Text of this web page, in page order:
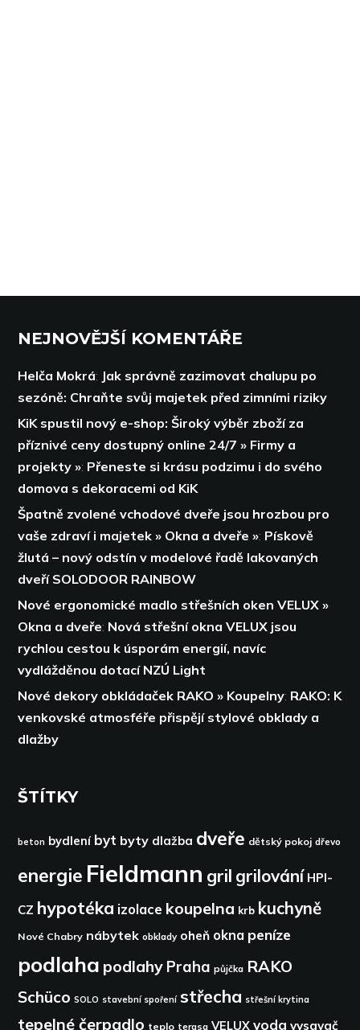
NEJNOVĚJŠÍ KOMENTÁŘE
Helča Mokrá: Jak správně zazimovat chalupu po
sezóně: Chraňte svůj majetek před zimními riziky
KiK spustil nový e-shop: Široký výběr zboží za
příznivé ceny dostupný online 24/7 » Firmy a
projekty »: Přeneste si krásu podzimu i do svého
domova s dekoracemi od KiK
Špatně zvolené vchodové dveře jsou hrozbou pro
vaše zdraví i majetek » Okna a dveře »: Pískově
žlutá – nový odstín v modelové řadě lakovaných
dveří SOLODOOR RAINBOW
Nové ergonomické madlo střešních oken VELUX »
Okna a dveře: Nová střešní okna VELUX jsou
rychlou cestou k úsporám energií, navíc
vydlážděnou dotací NZÚ Light
Nové dekory obkládaček RAKO » Koupelny: RAKO: K
venkovské atmosféře přispějí stylové obklady a
dlažby
ŠTÍTKY
beton bydlení byt byty dlažba dveře dětský pokoj dřevo
energie Fieldmann gril grilování HPI-
CZ hypotéka izolace koupelna krb kuchyně
Nové Chabry nábytek obklady oheň okna peníze
podlaha podlahy Praha půjčka RAKO
Schüco SOLO stavební spoření střecha střešní krytina
tepelné čerpadlo teplo terasa VELUX voda vysavač